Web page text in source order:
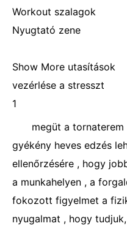
Workout szalagok
Nyugtató zene
Show More utasítások
vezérlése a stresszt
1
megüt a
gyékény heves edzés
ellenőrzésére , hogy
a munkahelyen , a
fokozott figyelmet a
nyugalmat , hogy